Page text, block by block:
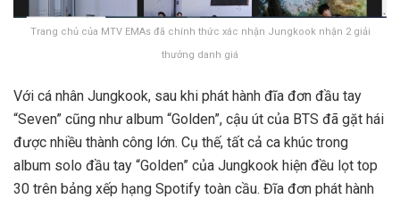
Trang chủ của MTV EMAs đã chính thức xác nhận Jungkook nhận 2 giải
thưởng danh giá
Với cá nhân Jungkook, sau khi phát hành đĩa đơn đầu tay
“Seven” cũng như album “Golden”, cậu út của BTS đã gặt hái
được nhiều thành công lớn. Cụ thế, tất cả ca khúc trong
album solo đầu tay “Golden” của Jungkook hiện đều lọt top
30 trên bảng xếp hạng Spotify toàn cầu. Đĩa đơn phát hành